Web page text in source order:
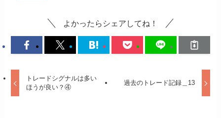
よかったらシェアしてね！
トレードシグナルは多い
ほうが良い？④
過去のトレード記録＿13